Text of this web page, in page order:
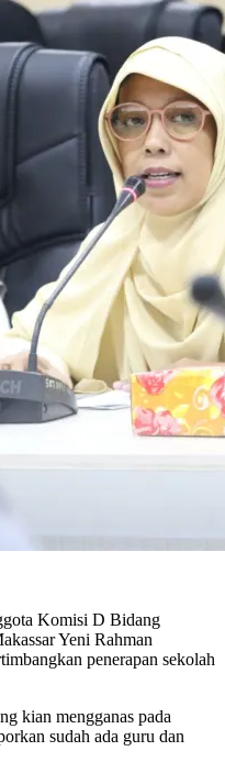
Komisi D Bidang
Yeni Rahman
penerapan sekolah
kian mengganas pada
sudah ada guru dan